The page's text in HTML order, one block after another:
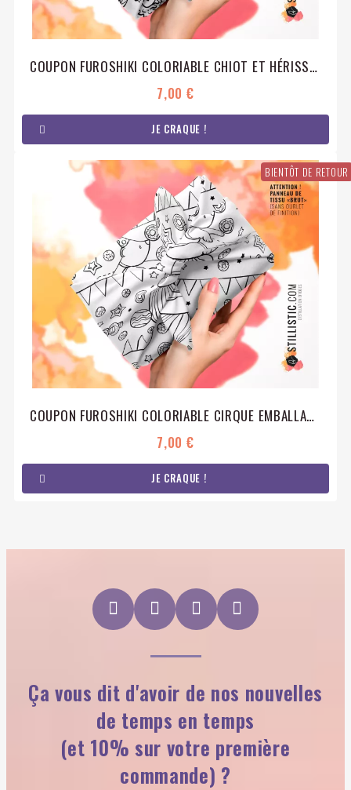
COUPON FUROSHIKI COLORIABLE CHIOT ET HÉRISSONS EMBALLAGE CADEAU COTON ÉCO-RESPONSABLE
7,00 €
JE CRAQUE !
BIENTÔT DE RETOUR
COUPON FUROSHIKI COLORIABLE CIRQUE EMBALLAGE CADEAU COTON ÉCO-RESPONSABLE
7,00 €
JE CRAQUE !
Ça vous dit d'avoir de nos nouvelles
de temps en temps
(et 10% sur votre première
commande) ?